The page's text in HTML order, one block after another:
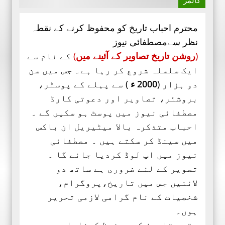
محترم احباب تاریخ کو محفوظ کرنے کے نقطہ
نظر سےمصطفائی نیوز
(روشن تاریخ تصاویر کے آئینے میں) کے نام سے
ایک سلسلہ شروع کر رہا ہے۔ جس میں سن
دو ہزار (2000 ء
) سے پہلے کے پوسٹر،
بروشئر، تصاویر اور دعوتی کارڈ
مصطفائی نیوز میں پوسٹ ہو سکیں گے ۔
احباب متذکرہ بالا میٹیریل ان باکس
میں سینڈ کر سکتے ہیں ۔ مصطفائی
نیوز میں اپ لوڈ کردیا جائے گا ۔
تصویر کے لئے ضروری ہے ساتھ دو
لائنیں جس میں تاریخ،پروگرام،
شخصیات کے نام گرامی لازمی تحریر
ہوں۔